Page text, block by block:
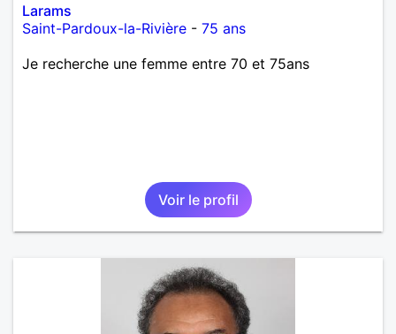
Larams
Saint-Pardoux-la-Rivière - 75 ans
Je recherche une femme entre 70 et 75ans
Voir le profil